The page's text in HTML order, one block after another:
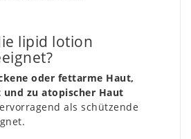
lipid lotion
oder fettarme Haut,
zu atopischer Haut
als schützende